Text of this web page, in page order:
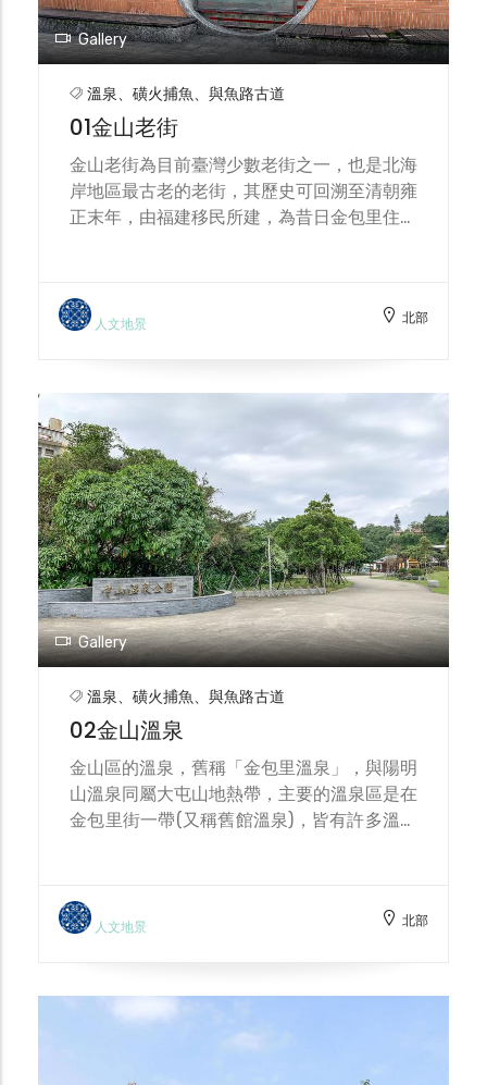
Gallery
溫泉、磺火捕魚、與魚路古道
01金山老街
金山老街為目前臺灣少數老街之一，也是北海
岸地區最古老的老街，其歷史可回溯至清朝雍
正末年，由福建移民所建，為昔日金包里住民
下街，老街建築為傳統式連棟店鋪住宅，呈現
面窄的長條形街屋，目前老街仍有數間閩式住
人文地景 北部
Gallery
溫泉、磺火捕魚、與魚路古道
02金山溫泉
金山區的溫泉，舊稱「金包里溫泉」，與陽明
山溫泉同屬大屯山地熱帶，主要的溫泉區是在
金包里街一帶(又稱舊館溫泉)，皆有許多溫泉
人文地景 北部